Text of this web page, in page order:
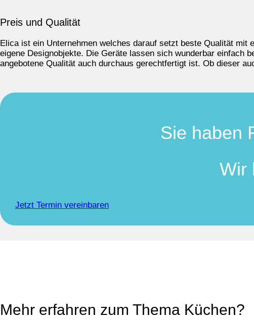
Preis und Qualität
Elica ist ein Unternehmen welches darauf setzt beste Qualität
eigene Designobjekte. Die Geräte lassen sich wunderbar einfach
angebotene Qualität auch durchaus gerechtfertigt ist. Ob dieser
Sie haben
Wir
Jetzt Termin vereinbaren
Mehr erfahren zum Thema Küchen?